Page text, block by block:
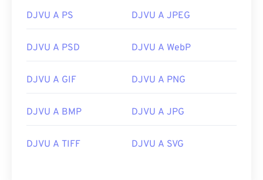
DJVU A PS DJVU A JPEG
DJVU A PSD DJVU A WebP
DJVU A GIF DJVU A PNG
DJVU A BMP DJVU A JPG
DJVU A TIFF DJVU A SVG